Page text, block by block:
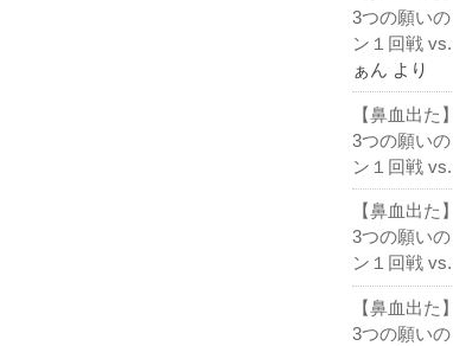
3つの願い
ン１回戦
ぁん より
【鼻血出た
3つの願い
ン１回戦
【鼻血出た
3つの願い
ン１回戦
【鼻血出た
3つの願い